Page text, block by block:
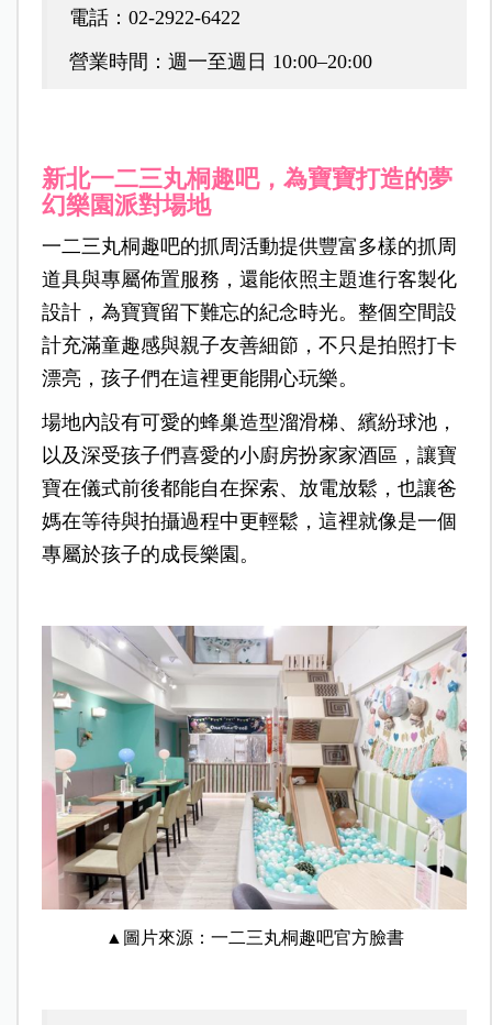
電話：02-2922-6422
營業時間：週一至週日 10:00–20:00
新北一二三丸桐趣吧，為寶寶打造的夢
幻樂園派對場地
一二三丸桐趣吧的抓周活動提供豐富多樣的抓周
道具與專屬佈置服務，還能依照主題進行客製化
設計，為寶寶留下難忘的紀念時光。整個空間設
計充滿童趣感與親子友善細節，不只是拍照打卡
漂亮，孩子們在這裡更能開心玩樂。
場地內設有可愛的蜂巢造型溜滑梯、繽紛球池，
以及深受孩子們喜愛的小廚房扮家家酒區，讓寶
寶在儀式前後都能自在探索、放電放鬆，也讓爸
媽在等待與拍攝過程中更輕鬆，這裡就像是一個
專屬於孩子的成長樂園。
▲圖片來源：一二三丸桐趣吧官方臉書